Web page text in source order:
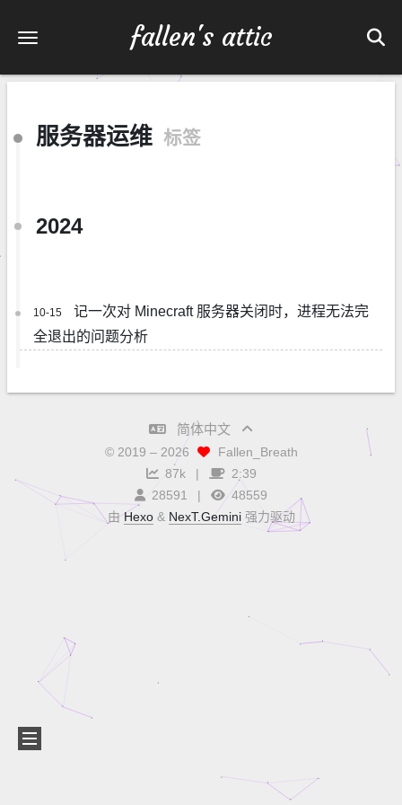
fallen's attic
服务器运维 标签
2024
10-15
记一次对 Minecraft 服务器关闭时，进程无法完
全退出的问题分析
简体中文
© 2019 – 2026
Fallen_Breath
87k
2:39
28591
48559
由Hexo& NexT.Gemini强力驱动